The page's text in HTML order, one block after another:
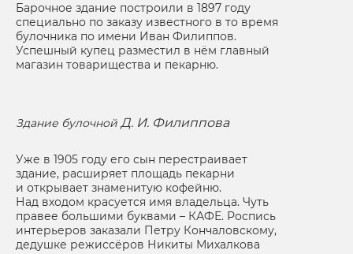
Барочное здание построили в 1897 году
специально по заказу известного в то время
булочника по имени Иван Филиппов.
Успешный купец разместил в нём главный
магазин товарищества и пекарню.
Здание булочной Д. И. Филиппова
Уже в 1905 году его сын перестраивает
здание, расширяет площадь пекарни
и открывает знаменитую кофейню.
Над входом красуется имя владельца. Чуть
правее большими буквами – КАФЕ. Роспись
интерьеров заказали Петру Кончаловскому,
дедушке режиссёров Никиты Михалкова